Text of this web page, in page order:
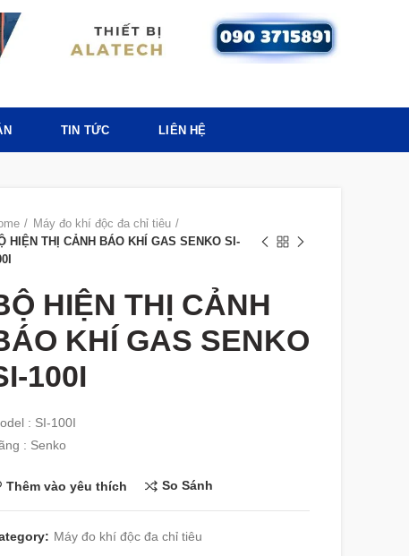
TIN TỨC LIÊN HỆ
Máy đo khí độc đa chỉ tiêu
HIỆN THỊ CẢNH BÁO KHÍ GAS SENKO SI-
HIỆN THỊ CẢNH
KHÍ GAS SENKO
100I
: SI-100I
: Senko
Thêm vào yêu thích So Sánh
Máy đo khí độc đa chỉ tiêu